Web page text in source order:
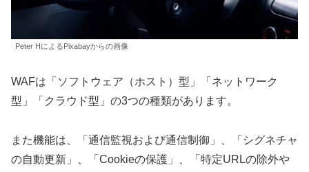
Peter HによるPixabayからの画像
WAFは「ソフトウェア（ホスト）型」「ネットワーク
型」「クラウド型」の3つの種類があります。
また機能は、「通信監視および通信制御」、「シグネチャ
の自動更新」、「Cookieの保護」、「特定URLの除外や